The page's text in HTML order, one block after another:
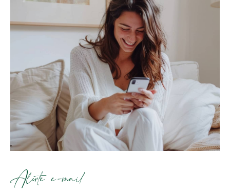
Alerte e-mail